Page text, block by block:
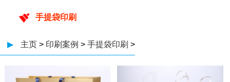
手提袋印刷
▶ 主页 > 印刷案例 > 手提袋印刷 >